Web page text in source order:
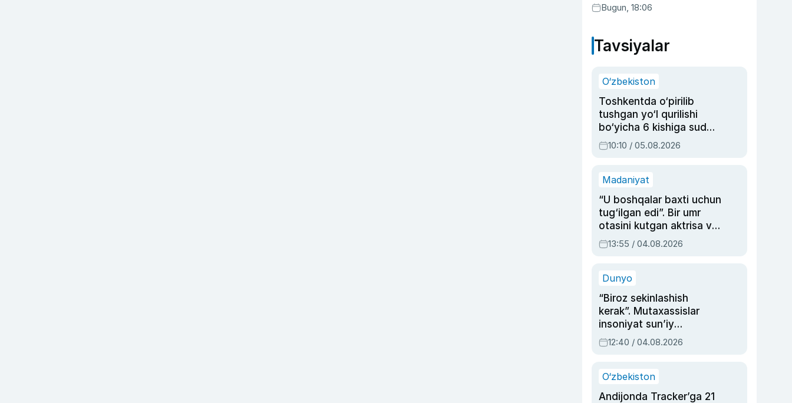
Bugun, 18:06
Tavsiyalar
O‘zbekiston
Toshkentda o‘pirilib
tushgan yo‘l qurilishi
bo‘yicha 6 kishiga sud
hukmi o‘qildi
10:10 / 05.08.2026
Madaniyat
“U boshqalar baxti uchun
tug‘ilgan edi”. Bir umr
otasini kutgan aktrisa va
dublyaj ustasi Rimma
Ahmedovaning
13:55 / 04.08.2026
Dunyo
“Biroz sekinlashish
kerak”. Mutaxassislar
insoniyat sun’iy
intellektni boshqara
olmay qolishidan xavotir
12:40 / 04.08.2026
O‘zbekiston
Andijonda Tracker’ga 21